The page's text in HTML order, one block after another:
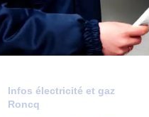
Infos électricité et gaz
Roncq